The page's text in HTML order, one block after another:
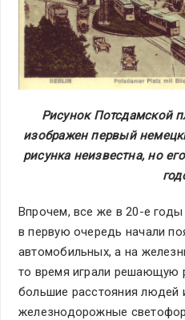
Рисунок Потсдамской
изображен первый
рисунка неизвестна, но
Впрочем, все же в 20-е
в первую очередь начали
автомобильных, а на
то время играли решающую
большие расстояния людей
железнодорожные